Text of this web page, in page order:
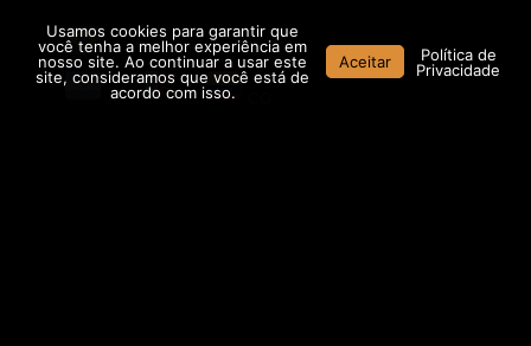
conteúdo
AR MX
Usamos cookies para garantir que
você tenha a melhor experiência em
nosso site. Ao continuar a usar este
site, consideramos que você está de
acordo com isso.
Aceitar
Política de
Privacidade